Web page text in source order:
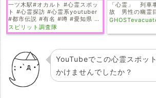
一ツ木駅#オカルト #心霊スポッ
ト #心霊探訪 #心霊系youtuber
#都市伝説 #有名 #噂 #愛知県 #
スピリット調査隊 #踏切 #駅
#恐怖 #心霊調査
スピリット調査隊
「心霊」 列車
故 男性の幽霊
YouTubeでこの心霊スポッ
かけませんでしたか？